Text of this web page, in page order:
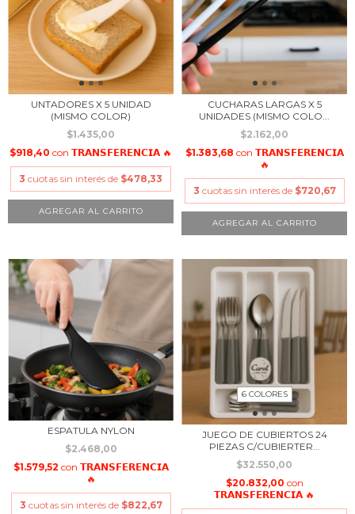
UNTADORES X 5 UNIDAD
(MISMO COLOR)
$1.435,00
$918,40 con 𝗧𝗥𝗔𝗡𝗦𝗙𝗘𝗥𝗘𝗡𝗖𝗜𝗔 🔥
3 cuotas sin interés de $478,33
CUCHARAS LARGAS X 5
UNIDADES (MISMO COLO...
$2.162,00
$1.383,68 con 𝗧𝗥𝗔𝗡𝗦𝗙𝗘𝗥𝗘𝗡𝗖𝗜𝗔
🔥
3 cuotas sin interés de $720,67
ESPATULA NYLON
$2.468,00
$1.579,52 con 𝗧𝗥𝗔𝗡𝗦𝗙𝗘𝗥𝗘𝗡𝗖𝗜𝗔
🔥
3 cuotas sin interés de $822,67
6 COLORES
JUEGO DE CUBIERTOS 24
PIEZAS C/CUBIERTER...
$32.550,00
$20.832,00 con
𝗧𝗥𝗔𝗡𝗦𝗙𝗘𝗥𝗘𝗡𝗖𝗜𝗔 🔥